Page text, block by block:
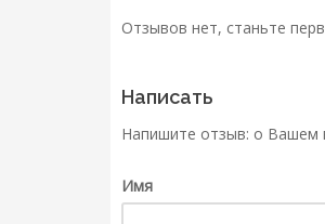
Отзывов нет, станьте
Написать
Напишите отзыв: о Вашем
Имя